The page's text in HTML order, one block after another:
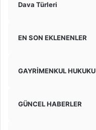
Dava Türleri
EN SON EKLENENLER
GAYRİMENKUL HUKUKU
GÜNCEL HABERLER